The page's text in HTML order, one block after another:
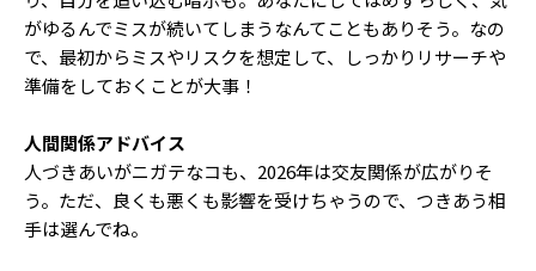
がゆるんでミスが続いてしまうなんてこともありそう。なの
で、最初からミスやリスクを想定して、しっかりリサーチや
準備をしておくことが大事！
人間関係アドバイス
人づきあいがニガテなコも、2026年は交友関係が広がりそ
う。ただ、良くも悪くも影響を受けちゃうので、つきあう相
手は選んでね。